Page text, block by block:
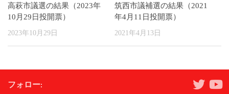
高萩市議選の結果（2023年
10月29日投開票）
2023年10月29日
筑西市議補選の結果（2021
年4月11日投開票）
2021年4月13日
フォロー: